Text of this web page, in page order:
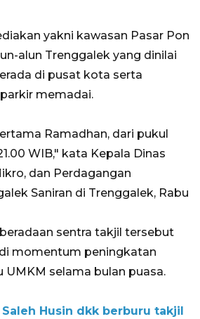
yakni kawasan Pasar Pon
alun Trenggalek yang dinilai
di pusat kota serta
memadai.
Ramadhan, dari pukul
WIB," kata Kepala Dinas
dan Perdagangan
Saniran di Trenggalek, Rabu
sentra takjil tersebut
momentum peningkatan
selama bulan puasa.
Husin dkk berburu takjil